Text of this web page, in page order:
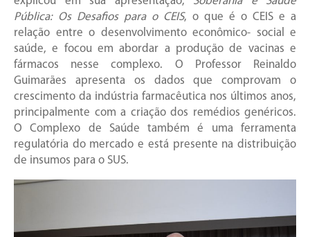
Pública: Os Desafios para o CEIS, o que é o CEIS e a
relação entre o desenvolvimento econômico- social e
saúde, e focou em abordar a produção de vacinas e
fármacos nesse complexo. O Professor Reinaldo
Guimarães apresenta os dados que comprovam o
crescimento da indústria farmacêutica nos últimos anos,
principalmente com a criação dos remédios genéricos.
O Complexo de Saúde também é uma ferramenta
regulatória do mercado e está presente na distribuição
de insumos para o SUS.